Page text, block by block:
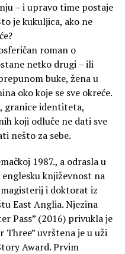
– i upravo time postaje
je kukuljica, ako ne
roman o
netko drugi – ili
buke, žena u
oko koje se sve okreće.
granice identiteta,
koji odluče ne dati sve
nešto za sebe.
1987., a odrasla u
književnost na
i doktorat iz
East Anglia. Njezina
Pass” (2016) privukla je
Three” uvrštena je u uži
Award. Prvim